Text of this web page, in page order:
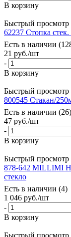
В корзину
Быстрый просмотр
62237 Стопка
Есть в наличии
21 руб./шт
-
В корзину
Быстрый просмотр
800545 Стакан/
Есть в наличии (26)
47 руб./шт
-
В корзину
Быстрый просмотр
878-642 MILLIMI
стекло
Есть в наличии (4)
1 046 руб./шт
-
В корзину
Быстрый просмотр